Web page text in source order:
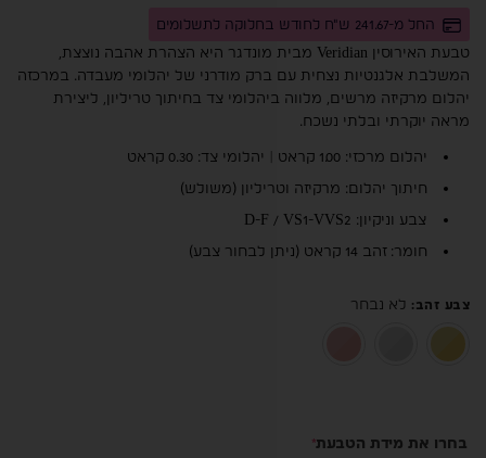
החל מ-241.67 ש"ח לחודש בחלוקה לתשלומים
טבעת האירוסין Veridian מבית מונדגר היא הצהרת אהבה נוצצת,
המשלבת אלגנטיות נצחית עם ברק מודרני של יהלומי מעבדה. במרכזה
יהלום מרקיזה מרשים, מלווה ביהלומי צד בחיתוך טריליון, ליצירת
מראה יוקרתי ובלתי נשכח.
יהלום מרכזי: 1.00 קראט | יהלומי צד: 0.30 קראט
חיתוך יהלום: מרקיזה וטריליון (משולש)
צבע וניקיון: D-F / VS1-VVS2
חומר: זהב 14 קראט (ניתן לבחור צבע)
צבע זהב : לא נבחר
בחרו את מידת הטבעת*